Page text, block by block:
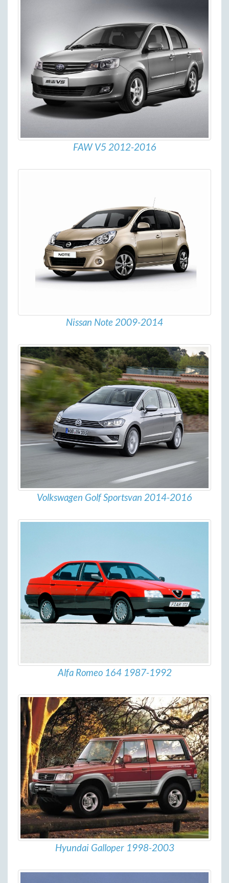
FAW V5 2012-2016
Nissan Note 2009-2014
Volkswagen Golf Sportsvan 2014-2016
Alfa Romeo 164 1987-1992
Hyundai Galloper 1998-2003